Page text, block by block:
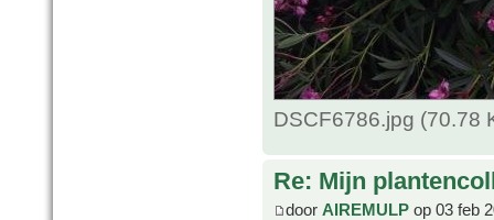
DSCF6786.jpg (70.78
Re: Mijn
door AIREMULP op 03 feb